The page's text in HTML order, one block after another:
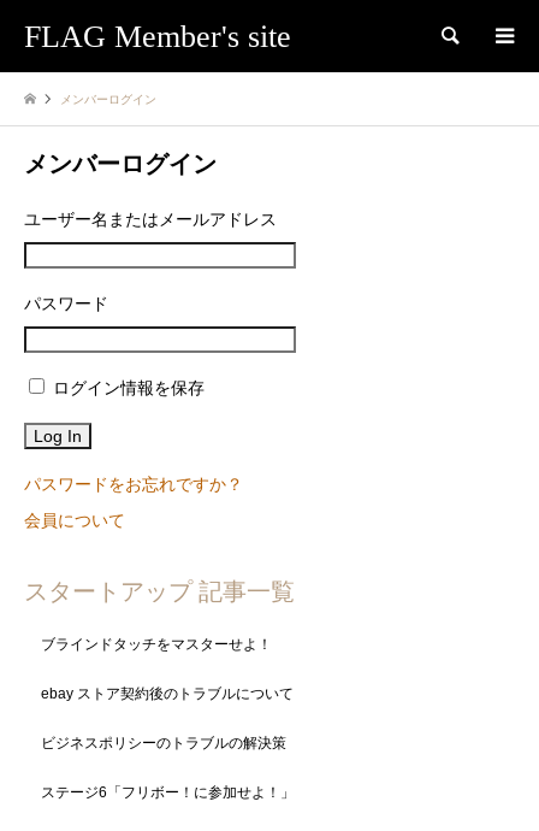
FLAG Member's site 検索
メンバーログイン
メンバーログイン
ユーザー名またはメールアドレス
パスワード
ログイン情報を保存
パスワードをお忘れですか？
会員について
スタートアップ 記事一覧
ブラインドタッチをマスターせよ！
ebay ストア契約後のトラブルについて
ビジネスポリシーのトラブルの解決策
ステージ6「フリボー！に参加せよ！」